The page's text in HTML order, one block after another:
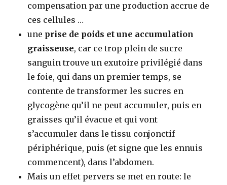
compensation par une production accrue de
ces cellules …
une prise de poids et une accumulation
graisseuse, car ce trop plein de sucre
sanguin trouve un exutoire privilégié dans
le foie, qui dans un premier temps, se
contente de transformer les sucres en
glycogène qu’il ne peut accumuler, puis en
graisses qu’il évacue et qui vont
s’accumuler dans le tissu conjonctif
périphérique, puis (et signe que les ennuis
commencent), dans l’abdomen.
Mais un effet pervers se met en route: le